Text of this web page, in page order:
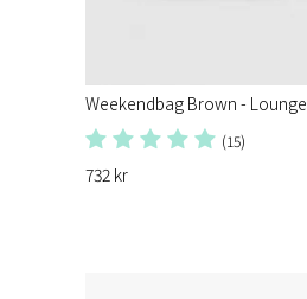
Weekendbag Brown - Lounge
(15)
732 kr